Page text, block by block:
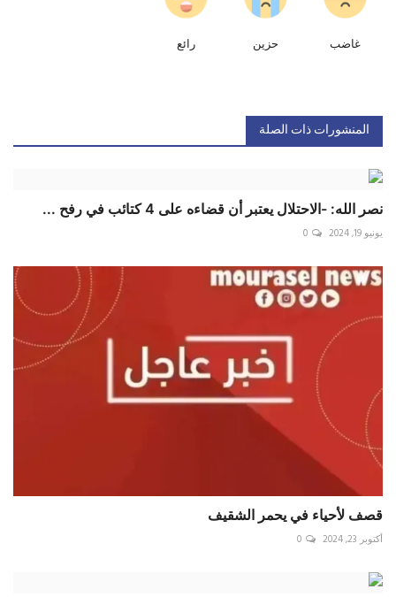
غاضب حزين رائع
المنشورات ذات الصلة
نصر الله: -الاحتلال يعتبر أن قضاءه على 4 كتائب في رفح ...
يونيو 19, 2024 0
قصف لأحياء في يحمر الشقيف
أكتوبر 23, 2024 0